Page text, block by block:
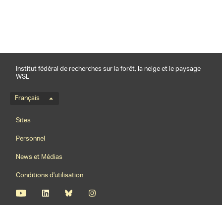
Institut fédéral de recherches sur la forêt, la neige et le paysage
WSL
Menu de langue
Français
Footernavigation
Sites
Personnel
News et Médias
Conditions d'utilisation